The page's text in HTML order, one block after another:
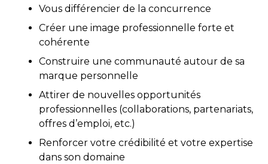
Vous différencier de la concurrence
Créer une image professionnelle forte et
cohérente
Construire une communauté autour de sa
marque personnelle
Attirer de nouvelles opportunités
professionnelles (collaborations, partenariats,
offres d’emploi, etc.)
Renforcer votre crédibilité et votre expertise
dans son domaine